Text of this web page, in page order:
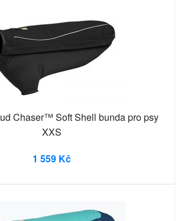
Chaser™ Soft Shell bunda pro psy
XXS
1 559 Kč